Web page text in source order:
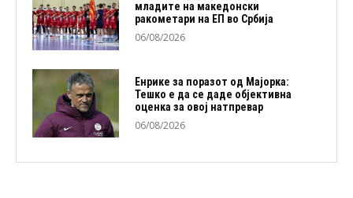
младите на македонски
ракометари на ЕП во Србија
06/08/2026
Енрике за поразот од Мајорка:
Тешко е да се даде објективна
оценка за овој натпревар
06/08/2026